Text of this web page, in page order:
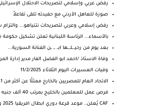
رفض عربي وإسلامي لتصريحات الاحتلال
صورة للعاهل الأردني مع حفيدته تلقى تفاعلاً
رفض إسلامي وعربي لتصريحات نتنياهو...
بالأسماء... الرئاسة اللبنانية تعلن تشكيل
بعد يوم من رحيـ.ـلـ.ـها ابـ. ـ. ـن الفنانة السورية...
وفاة الاستاذ /احمد ابو الفضل الفار مدير إدارة
وفيات العسيرات اليوم الثلاثاء 11/2/2025
الاتحاد العام للمصريين بالخارج ممثلًا عن أكثر من 1...
فرص عمل للمعلمين بالخليج بمرتب 40 ألف جنيه
CAF يُعلن.. موعد قرعة دوري ابطال افريقيا 2025 والف...